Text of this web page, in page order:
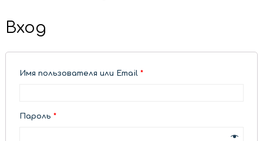
Вход
Имя пользователя или Email *
Пароль *